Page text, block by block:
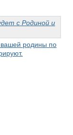
с Родиной и
вашей родины по